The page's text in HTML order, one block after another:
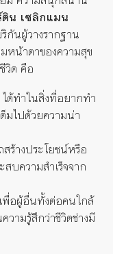
น เซลิกแมน
นผู้วางรากฐาน
หน้าตาของความสุข
วิต คือ
ด้ทำในสิ่งที่อยากทำ
มไปด้วยความน่า
ร้างประโยชน์หรือ
บความสำเร็จจาก
พื่อผู้อื่นทั้งต่อคนใกล้
ามรู้สึกว่าชีวิตช่างมี